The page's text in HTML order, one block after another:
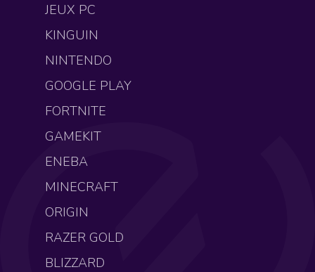
JEUX PC
KINGUIN
NINTENDO
GOOGLE PLAY
FORTNITE
GAMEKIT
ENEBA
MINECRAFT
ORIGIN
RAZER GOLD
BLIZZARD